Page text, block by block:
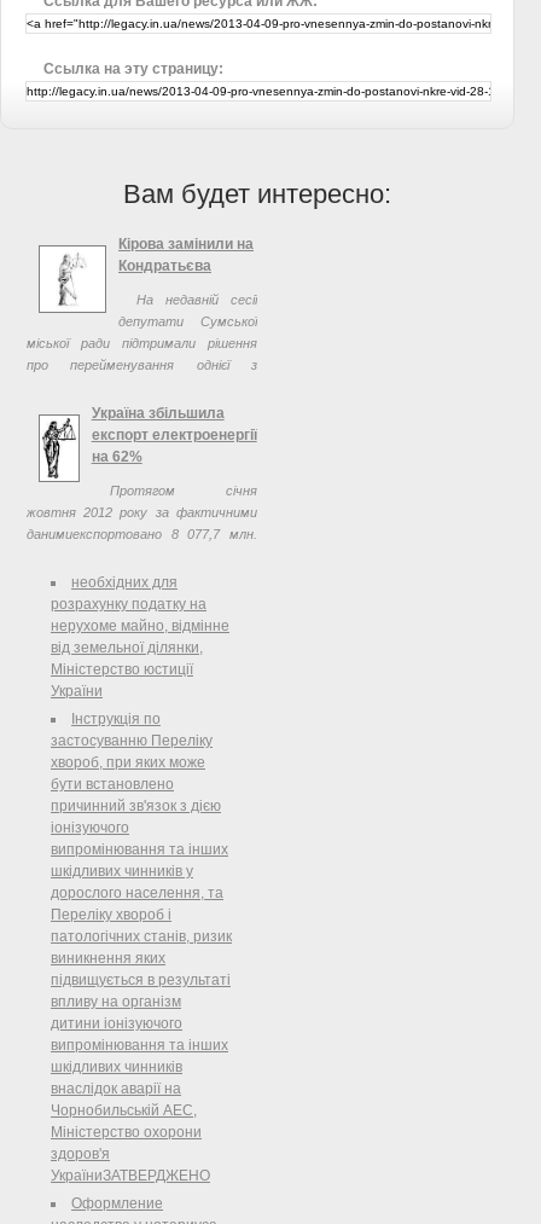
Ссылка на эту страницу:
Вам будет интересно:
Кірова замінили на
Кондратьєва
На недавній сесії
депутати Сумської
міської ради підтримали рішення
про перейменування однієї з
центру Кірова на вулицю Герасима
Кондратьєва засновника міста,
полковника ...
Україна збільшила
експорт електроенергії
на 62%
Протягом січня
жовтня 2012 року за фактичними
данимиекспортовано 8 077,7 млн.
млн. кВтг, або на 62,0% більше
відповідного показника 2011 року.
необхідних для
розрахунку податку на
нерухоме майно, відмінне
від земельної ділянки,
Міністерство юстиції
України
Інструкція по
застосуванню Переліку
хвороб, при яких може
бути встановлено
причинний зв'язок з дією
іонізуючого
випромінювання та інших
шкідливих чинників у
дорослого населення, та
Переліку хвороб і
патологічних станів, ризик
виникнення яких
підвищується в результаті
впливу на організм
дитини іонізуючого
випромінювання та інших
шкідливих чинників
внаслідок аварії на
Чорнобильській АЕС,
Міністерство охорони
здоров'я
УкраїниЗАТВЕРДЖЕНО
Оформление